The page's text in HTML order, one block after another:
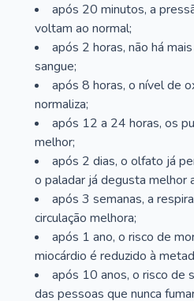
após 20 minutos, a
voltam ao normal;
após 2 horas, não há
sangue;
após 8 horas, o nível de
normaliza;
após 12 a 24 horas, os
melhor;
após 2 dias, o olfato já
o paladar já degusta melhor
após 3 semanas, a
circulação melhora;
após 1 ano, o risco de
miocárdio é reduzido à
após 10 anos, o risco de
das pessoas que nunca